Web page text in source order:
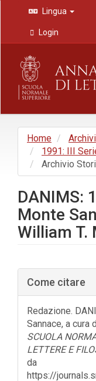
Navigazione
principale
Contenuto
principale
Barra
laterale
Lingua
Login
Home
Archivi
1991: III
Archivio
DANIMS:
Monte
William T.
Barra
laterale
dell'articolo
Come citare
Redazione.
Sannace, a cura
SCUOLA
LETTERE E
da
https://